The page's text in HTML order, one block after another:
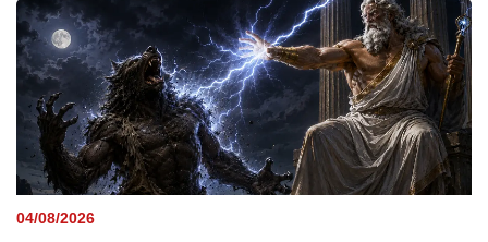
04/08/2026